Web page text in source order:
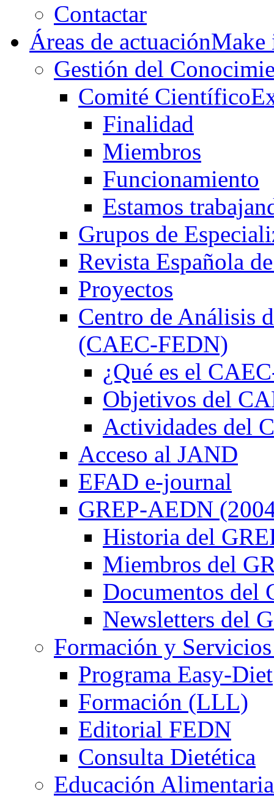
Contactar
Áreas de actuación
Gestión del
Comité Científico
Finalidad
Miembros
Funcionamiento
Estamos
Grupos de
Revista Española
Proyectos
Centro de Análisis
(CAEC-FEDN)
¿Qué es el
Objetivos del
Actividades del
Acceso al JAND
EFAD e-journal
GREP-AEDN
Historia del
Miembros del
Documentos del
Newsletters del
Formación y
Programa Easy-Diet
Formación (LLL)
Editorial FEDN
Consulta Dietética
Educación Alimentaria